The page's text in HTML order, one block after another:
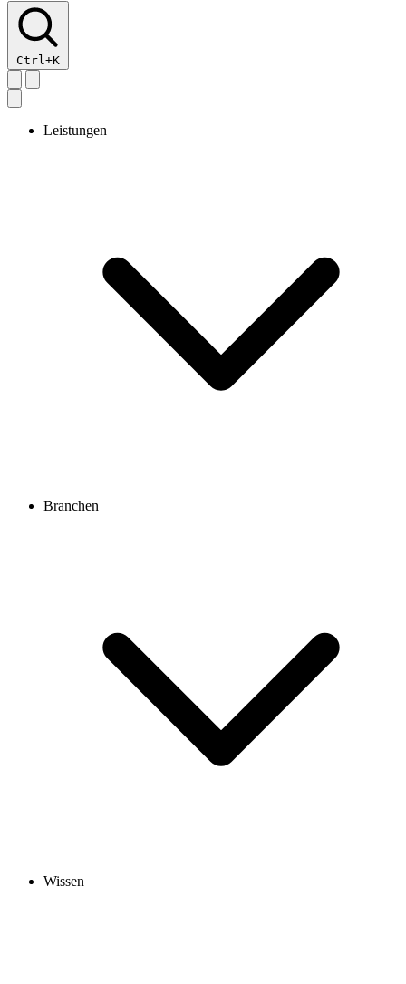
Ctrl+K
Leistungen
Branchen
Wissen